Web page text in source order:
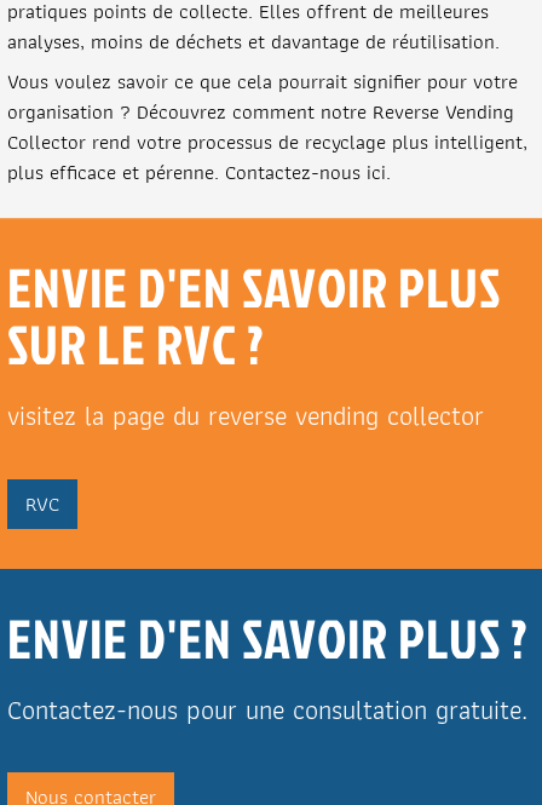
pratiques points de collecte. Elles offrent de meilleures
analyses, moins de déchets et davantage de réutilisation.
Vous voulez savoir ce que cela pourrait signifier pour votre
organisation ? Découvrez comment notre Reverse Vending
Collector rend votre processus de recyclage plus intelligent,
plus efficace et pérenne. Contactez-nous ici.
ENVIE D'EN SAVOIR PLUS
SUR LE RVC ?
visitez la page du reverse vending collector
RVC
ENVIE D'EN SAVOIR PLUS ?
Contactez-nous pour une consultation gratuite.
Nous contacter